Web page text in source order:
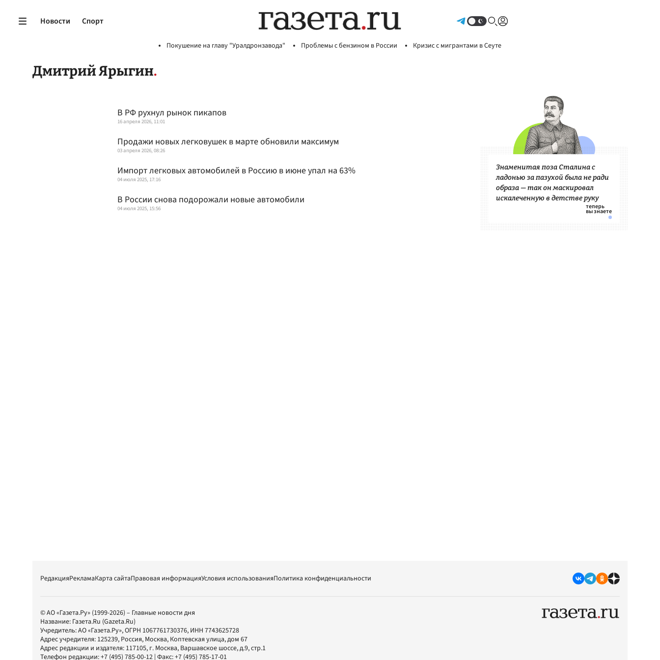
Новости Спорт
Покушение на главу "Уралдронзавода" Проблемы с бензином в России Кризис с мигрантами в Сеуте
Дмитрий Ярыгин
В РФ рухнул рынок пикапов
16 апреля 2026, 11:01
Продажи новых легковушек в марте обновили максимум
03 апреля 2026, 08:26
Импорт легковых автомобилей в Россию в июне упал на 63%
04 июля 2025, 17:16
В России снова подорожали новые автомобили
04 июля 2025, 15:56
Знаменитая поза Сталина с
ладонью за пазухой была не ради
образа — так он маскировал
искалеченную в детстве руку
РедакцияРекламаКарта сайтаПравовая информацияУсловия использованияПолитика конфиденциальности
© АО «Газета.Ру» (1999-2026) – Главные новости дня
Название: Газета.Ru (Gazeta.Ru)
Учредитель:АО «Газета.Ру», ОГРН 1067761730376, ИНН 7743625728
Адрес учредителя: 125239, Россия, Москва, Коптевская улица, дом 67
Адрес редакции и издателя: 117105, г. Москва, Варшавское шоссе, д.9, стр.1
Телефон редакции:+7 (495) 785-00-12 | Факс:+7 (495) 785-17-01